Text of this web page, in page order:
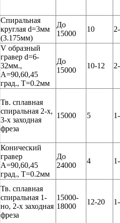
Спиральная
круглая d=3мм
(3.175мм)
До
15000
10
V образный
гравер d=6-
32мм.,
А=90,60,45
град., Т=0.2мм
До
15000
10-12
Тв. сплавная
спиральная 2-х,
3-х заходная
фреза
15000 5
Конический
гравер
А=90,60,45
град., Т=0.2мм
До
24000
4
Тв. сплавная
спиральная 1-
но, 2-х заходная
фреза
15000-
18000
12-20